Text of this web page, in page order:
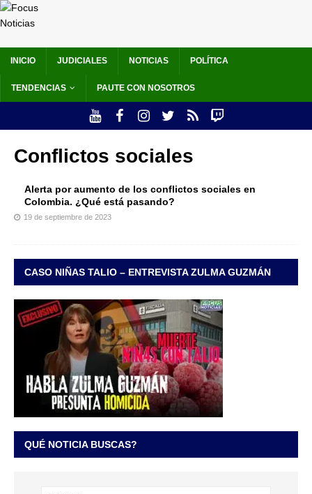
INICIO JUDICIALES NOTICIAS POLÍTICA
TENDENCIAS PAUTE CON NOSOTROS
Conflictos sociales
Alerta por aumento de los conflictos sociales en
Colombia. ¿Qué está pasando?
19 de septiembre de 2023
CASO NIÑAS TALIO – ENTREVISTA ZULMA GUZMÁN
QUÉ NOTICIA BUSCAS?